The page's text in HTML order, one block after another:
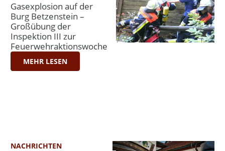
Gasexplosion auf der
Burg Betzenstein –
Großübung der
Inspektion III zur
Feuerwehraktionswoche
MEHR LESEN
NACHRICHTEN